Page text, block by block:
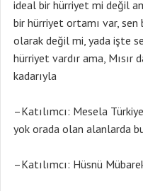
ideal bir hürriyet mi değil
bir hürriyet ortamı var, sen
olarak değil mi, yada işte
hürriyet vardır ama, Mısır
kadarıyla
–Katılımcı: Mesela
yok orada olan alanlarda
–Katılımcı: Hüsnü